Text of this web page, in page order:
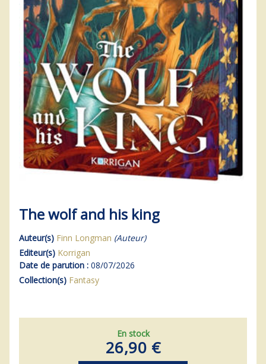
The wolf and his king
Auteur(s) Finn Longman (Auteur)
Editeur(s) Korrigan
Date de parution : 08/07/2026
Collection(s) Fantasy
En stock
26,90 €